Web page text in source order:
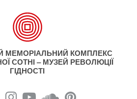
МЕМОРІАЛЬНИЙ КОМПЛЕКС
СОТНІ – МУЗЕЙ РЕВОЛЮЦІЇ
ГІДНОСТІ